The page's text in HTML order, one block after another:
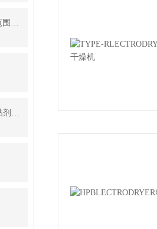
美国Bird功率探头的适用范围及优点
Bostik 1400通用冷接触胶粘剂能不能用在核电站